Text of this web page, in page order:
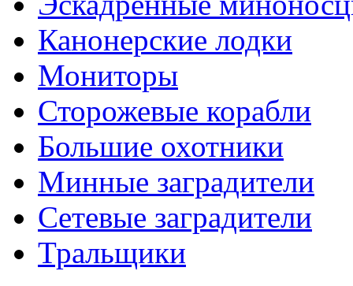
Канонерские лодки
Мониторы
Сторожевые корабли
Большие охотники
Минные заградители
Сетевые заградители
Тральщики